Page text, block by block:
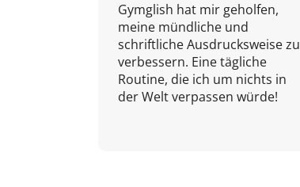
Gymglish hat mir geholfen,
meine mündliche und
schriftliche Ausdrucksweise zu
verbessern. Eine tägliche
Routine, die ich um nichts in
der Welt verpassen würde!